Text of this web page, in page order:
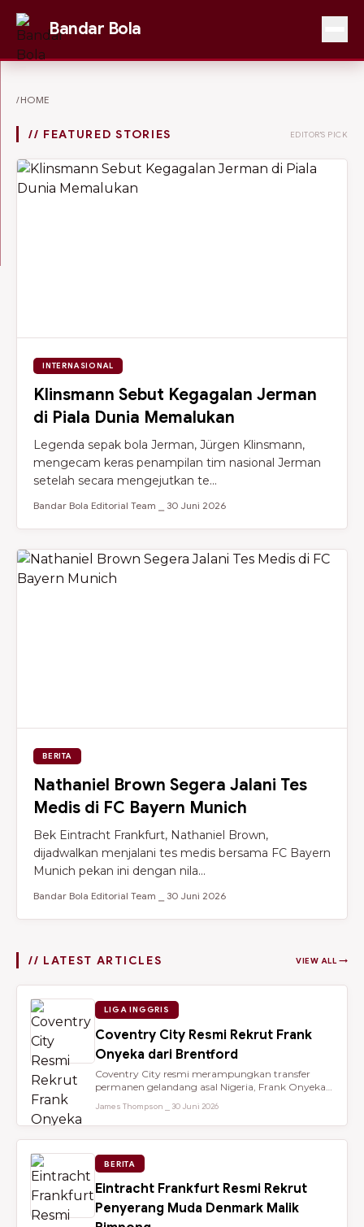
Bandar Bola
/HOME
// FEATURED STORIES EDITOR'S PICK
INTERNASIONAL
Klinsmann Sebut Kegagalan Jerman
di Piala Dunia Memalukan
Legenda sepak bola Jerman, Jürgen Klinsmann,
mengecam keras penampilan tim nasional Jerman
setelah secara mengejutkan te...
Bandar Bola Editorial Team ⎯ 30 Juni 2026
BERITA
Nathaniel Brown Segera Jalani Tes
Medis di FC Bayern Munich
Bek Eintracht Frankfurt, Nathaniel Brown,
dijadwalkan menjalani tes medis bersama FC Bayern
Munich pekan ini dengan nila...
Bandar Bola Editorial Team ⎯ 30 Juni 2026
// LATEST ARTICLES VIEW ALL →
LIGA INGGRIS
Coventry City Resmi Rekrut Frank
Onyeka dari Brentford
Coventry City resmi merampungkan transfer
permanen gelandang asal Nigeria, Frank Onyeka,
James Thompson ⎯ 30 Juni 2026
BERITA
Eintracht Frankfurt Resmi Rekrut
Penyerang Muda Denmark Malik